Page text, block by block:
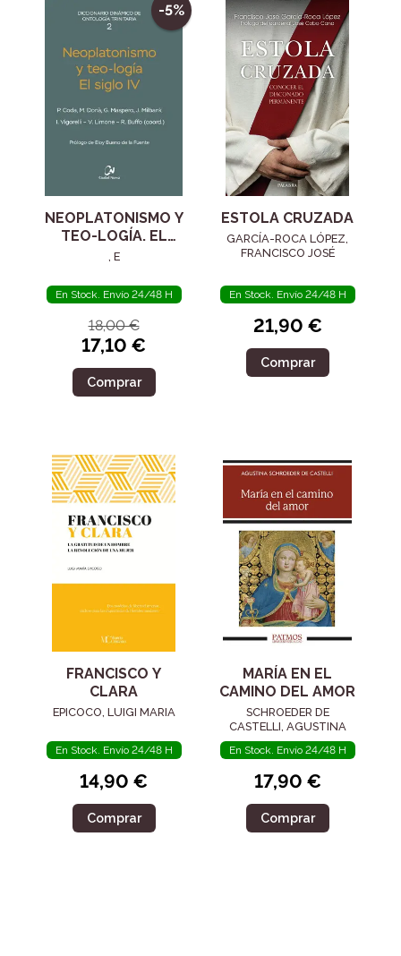
-5%
NEOPLATONISMO Y
TEO-LOGÍA. EL
SIGLO IV
, E
En Stock. Envío 24/48 H
18,00 €
17,10 €
Comprar
ESTOLA CRUZADA
GARCÍA-ROCA LÓPEZ,
FRANCISCO JOSÉ
En Stock. Envío 24/48 H
21,90 €
Comprar
FRANCISCO Y
CLARA
EPICOCO, LUIGI MARIA
En Stock. Envío 24/48 H
14,90 €
Comprar
MARÍA EN EL
CAMINO DEL AMOR
SCHROEDER DE
CASTELLI, AGUSTINA
En Stock. Envío 24/48 H
17,90 €
Comprar